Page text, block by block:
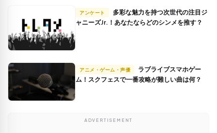
アンケート
ャニーズJr.！あなたならどのシンメを推す？
アニメ・ゲーム・声優
ム！スクフェスで一番攻略が難しい曲は何？
ADVERTISEMENT